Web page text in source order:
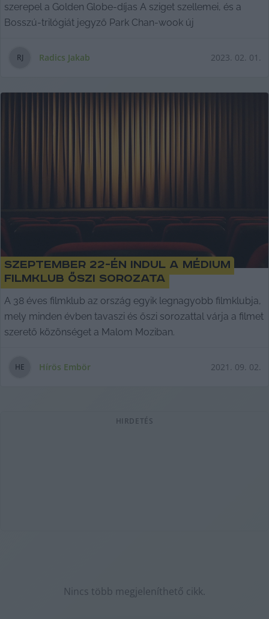
szerepel a Golden Globe-díjas A sziget szellemei, és a
Bosszú-trilógiát jegyző Park Chan-wook új
RJ Radics Jakab 2023. 02. 01.
Szeptember 22-én indul a Médium
Filmklub őszi sorozata
A 38 éves filmklub az ország egyik legnagyobb filmklubja,
mely minden évben tavaszi és őszi sorozattal várja a filmet
szerető közönséget a Malom Moziban.
HE Hírös Embör 2021. 09. 02.
HIRDETÉS
Nincs több megjeleníthető cikk.